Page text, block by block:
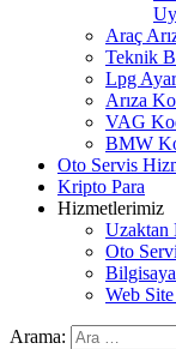
Araç
Teknik
Lpg
Arıza
VAG
BMW
Oto Servis
Kripto Para
Hizmetlerimiz
Uzaktan
Oto
Web Site
Arama: